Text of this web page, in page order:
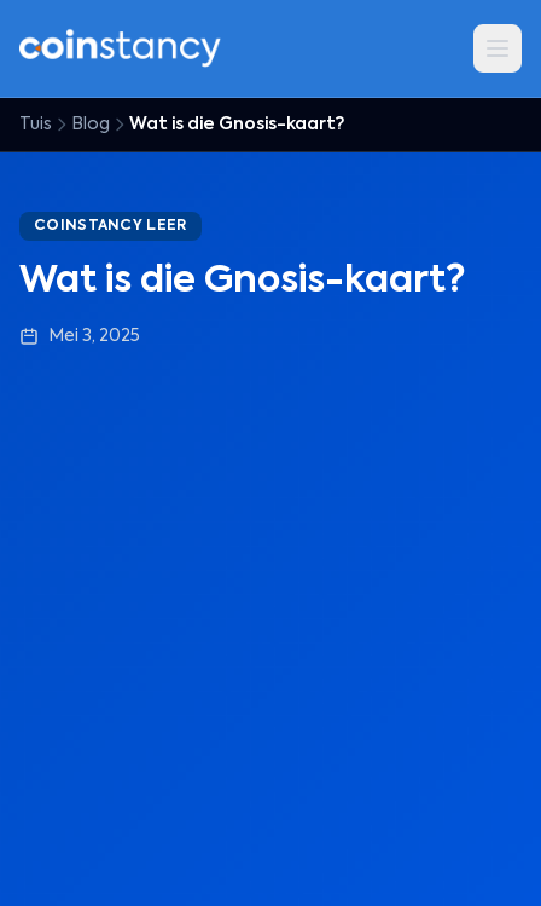
Tuis Blog Wat is die Gnosis-kaart?
COINSTANCY LEER
Wat is die Gnosis-kaart?
Mei 3, 2025